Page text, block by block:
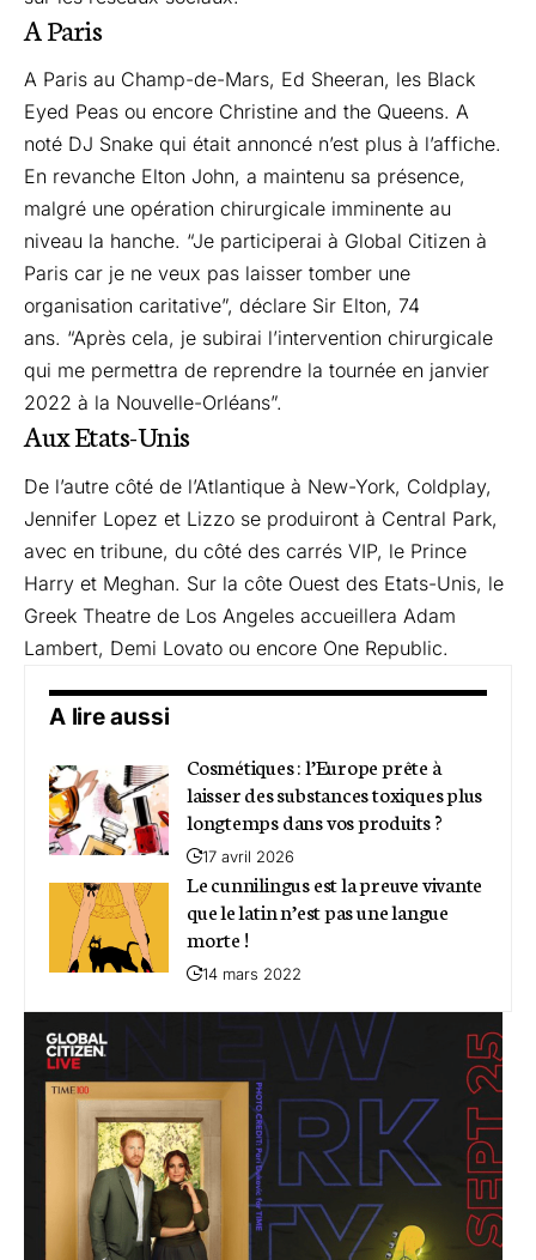
A Paris
A Paris au Champ-de-Mars, Ed Sheeran, les Black
Eyed Peas ou encore Christine and the Queens. A
noté DJ Snake qui était annoncé n’est plus à l’affiche.
En revanche Elton John, a maintenu sa présence,
malgré une opération chirurgicale imminente au
niveau la hanche. “Je participerai à Global Citizen à
Paris car je ne veux pas laisser tomber une
organisation caritative”, déclare Sir Elton, 74
ans. “Après cela, je subirai l’intervention chirurgicale
qui me permettra de reprendre la tournée en janvier
2022 à la Nouvelle-Orléans”.
Aux Etats-Unis
De l’autre côté de l’Atlantique à New-York, Coldplay,
Jennifer Lopez et Lizzo se produiront à Central Park,
avec en tribune, du côté des carrés VIP, le Prince
Harry et Meghan. Sur la côte Ouest des Etats-Unis, le
Greek Theatre de Los Angeles accueillera Adam
Lambert, Demi Lovato ou encore One Republic.
A lire aussi
Cosmétiques : l’Europe prête à
laisser des substances toxiques plus
longtemps dans vos produits ?
17 avril 2026
Le cunnilingus est la preuve vivante
que le latin n’est pas une langue
morte !
14 mars 2022